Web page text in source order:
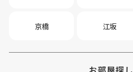
京橋 江坂